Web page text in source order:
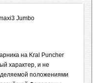
Jumbo
на Kral Puncher
характер, и не
положениями